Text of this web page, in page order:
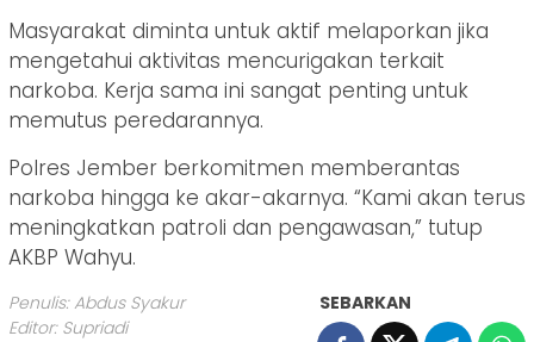
Masyarakat diminta untuk aktif melaporkan jika
mengetahui aktivitas mencurigakan terkait
narkoba. Kerja sama ini sangat penting untuk
memutus peredarannya.
Polres Jember berkomitmen memberantas
narkoba hingga ke akar-akarnya. “Kami akan terus
meningkatkan patroli dan pengawasan,” tutup
AKBP Wahyu.
Penulis: Abdus Syakur
Editor: Supriadi
SEBARKAN